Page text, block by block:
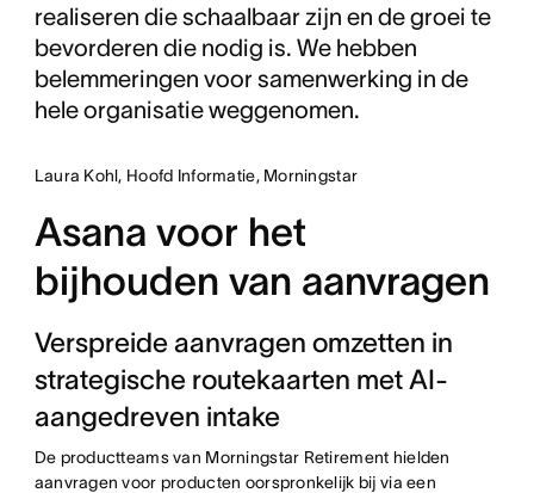
realiseren die schaalbaar zijn en de groei te
bevorderen die nodig is. We hebben
belemmeringen voor samenwerking in de
hele organisatie weggenomen.
Laura Kohl, Hoofd Informatie, Morningstar
Asana voor het
bijhouden van aanvragen
Verspreide aanvragen omzetten in
strategische routekaarten met AI-
aangedreven intake
De productteams van Morningstar Retirement hielden
aanvragen voor producten oorspronkelijk bij via een